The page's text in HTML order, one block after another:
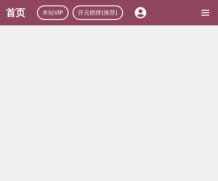
首页 本站VIP 开元棋牌(推荐)